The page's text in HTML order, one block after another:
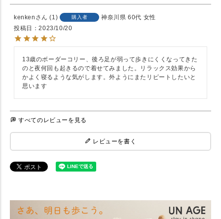
kenken 1 購入者 神奈川県 60代 女性
投稿日
2023/10/20
13歳のボーダーコリー、後ろ足が弱って歩きにくくなってきた
のと夜何回も起きるので着せてみました。リラックス効果から
かよく寝るような気がします。外ようにまたリピートしたいと
すべてのレビューを見る
レビューを書く